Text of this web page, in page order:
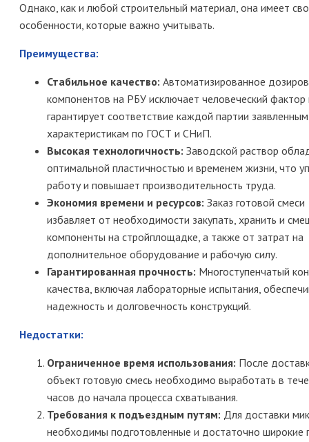
Однако, как и любой строительный материал, она имеет
особенности, которые важно учитывать.
Преимущества:
Стабильное качество: Автоматизированное
компонентов на РБУ исключает человеческий фактор
гарантирует соответствие каждой партии заявленным
характеристикам по ГОСТ и СНиП.
Высокая технологичность: Заводской раствор
оптимальной пластичностью и временем жизни, что
работу и повышает производительность труда.
Экономия времени и ресурсов: Заказ готовой смеси
избавляет от необходимости закупать, хранить и
компоненты на стройплощадке, а также от затрат на
дополнительное оборудование и рабочую силу.
Гарантированная прочность: Многоступенчатый
качества, включая лабораторные испытания,
надежность и долговечность конструкций.
Недостатки:
Ограниченное время использования: После
объект готовую смесь необходимо выработать в
часов до начала процесса схватывания.
Требования к подъездным путям: Для доставки
необходимы подготовленные и достаточно широкие